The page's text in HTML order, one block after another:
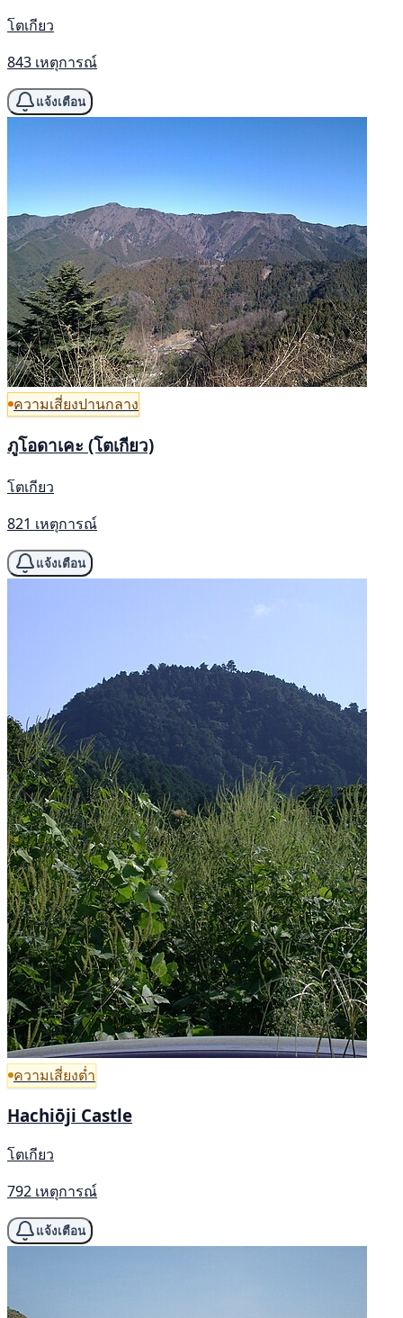
โตเกียว
843 เหตุการณ์
แจ้งเตือน
ความเสี่ยงปานกลาง
ภูโอดาเคะ (โตเกียว)
โตเกียว
821 เหตุการณ์
แจ้งเตือน
ความเสี่ยงต่ำ
Hachiōji Castle
โตเกียว
792 เหตุการณ์
แจ้งเตือน